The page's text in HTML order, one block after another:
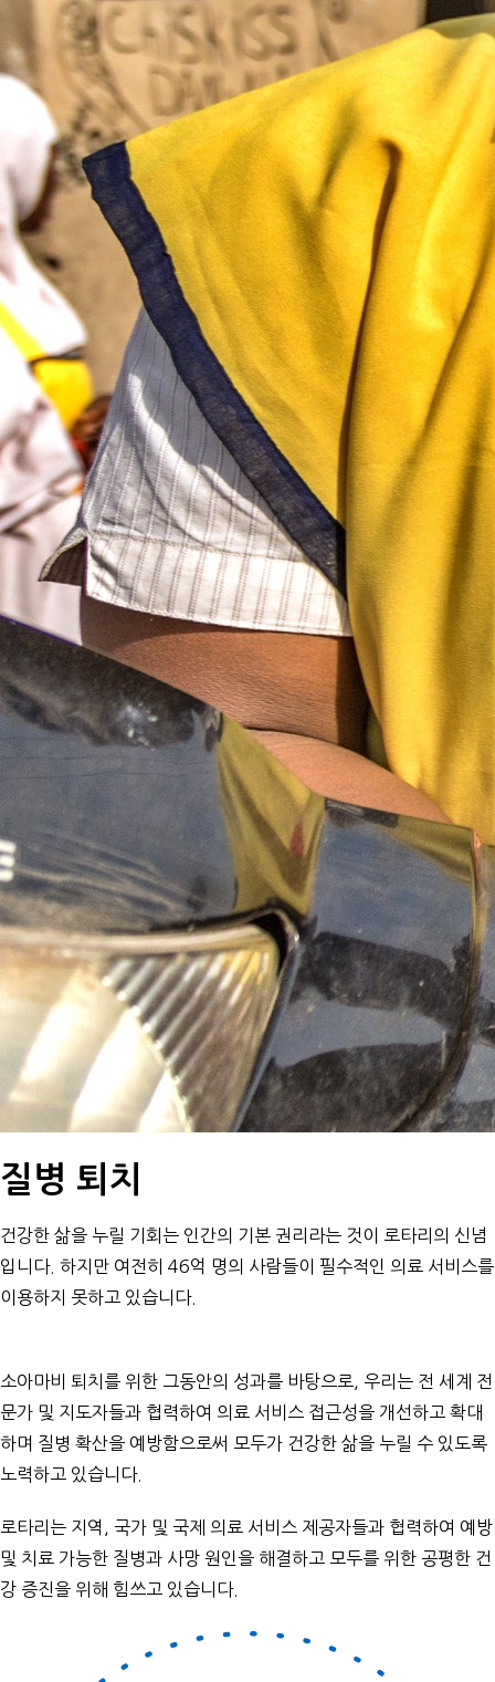
질병 퇴치
건강한 삶을 누릴 기회는 인간의 기본 권리라는 것이 로타리의 신념
입니다. 하지만 여전히 46억 명의 사람들이 필수적인 의료 서비스를
이용하지 못하고 있습니다.
소아마비 퇴치를 위한 그동안의 성과를 바탕으로, 우리는 전 세계 전
문가 및 지도자들과 협력하여 의료 서비스 접근성을 개선하고 확대
하며 질병 확산을 예방함으로써 모두가 건강한 삶을 누릴 수 있도록
노력하고 있습니다.
로타리는 지역, 국가 및 국제 의료 서비스 제공자들과 협력하여 예방
및 치료 가능한 질병과 사망 원인을 해결하고 모두를 위한 공평한 건
강 증진을 위해 힘쓰고 있습니다.